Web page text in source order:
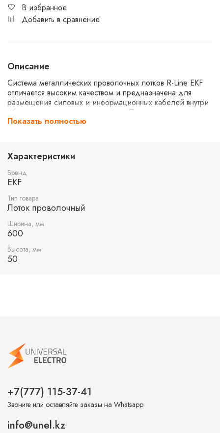
В избранное
Добавить в сравнение
Описание
Система металлических проволочных лотков R-Line EKF
отличается высоким качеством и предназначена для
размещения силовых и информационных кабелей внутри
объектов различного назначения. Проволочные лотки
значительно проще монтируются, т.к. для построения
Любые повороты и ответвления изготавливаются
непосредственно на месте монтажа. Широкий ряд
типоразмеров лотков позволяет разработать кабельную
трассу любой сложности. Испытания проволочных лотков
сохранность всех характеристик в условиях пожара.
Облегченная конструкция проволочного лотка делает его
легким в транспортировке и хранении.
Показать полностью
Характеристики
Бренд
EKF
Тип товара
Лоток проволочный
Ширина, мм
600
Высота, мм
50
+7(777) 115-37-41
Звоните или оставляйте заказы на Whatsapp
info@unel.kz